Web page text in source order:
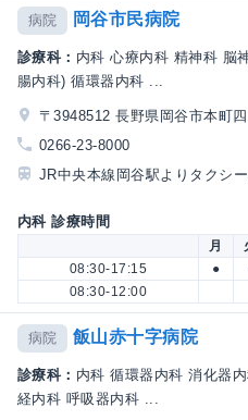
病院 岡谷市民病院
診療科： 内科 心療内科 精神科 脳
腸内科) 循環器内科 ...
〒3948512 長野県岡谷市本町
0266-23-8000
JR中央本線岡谷駅よりタクシ
内科 診療時間
月
08:30-17:15
●
08:30-12:00
病院 飯山赤十字病院
診療科： 内科 循環器内科 消化器
経内科 呼吸器内科 ...